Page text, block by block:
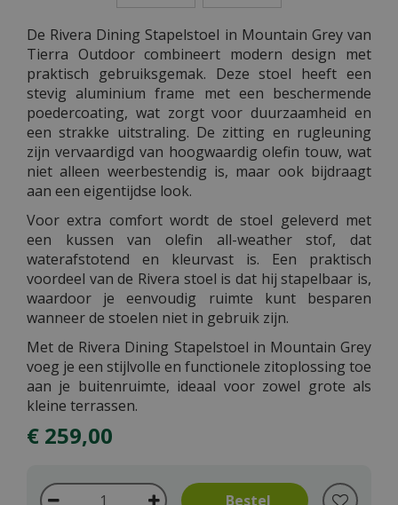
De Rivera Dining Stapelstoel in Mountain Grey van
Tierra Outdoor combineert modern design met
praktisch gebruiksgemak. Deze stoel heeft een
stevig aluminium frame met een beschermende
poedercoating, wat zorgt voor duurzaamheid en
een strakke uitstraling. De zitting en rugleuning
zijn vervaardigd van hoogwaardig olefin touw, wat
niet alleen weerbestendig is, maar ook bijdraagt
aan een eigentijdse look.
Voor extra comfort wordt de stoel geleverd met
een kussen van olefin all-weather stof, dat
waterafstotend en kleurvast is. Een praktisch
voordeel van de Rivera stoel is dat hij stapelbaar is,
waardoor je eenvoudig ruimte kunt besparen
wanneer de stoelen niet in gebruik zijn.
Met de Rivera Dining Stapelstoel in Mountain Grey
voeg je een stijlvolle en functionele zitoplossing toe
aan je buitenruimte, ideaal voor zowel grote als
kleine terrassen.
€ 259,00